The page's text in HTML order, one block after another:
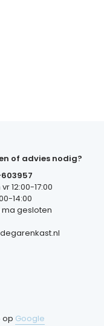
of advies nodig?
12:00-17:00
14:00
ma gesloten
op Google